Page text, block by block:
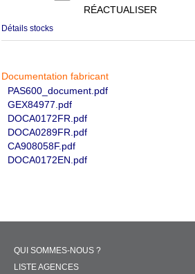
RÉACTUALISER
Détails stocks
Documentation fabricant
PAS600_document.pdf
GEX84977.pdf
DOCA0172FR.pdf
DOCA0289FR.pdf
CA908058F.pdf
DOCA0172EN.pdf
QUI SOMMES-NOUS ?
LISTE AGENCES